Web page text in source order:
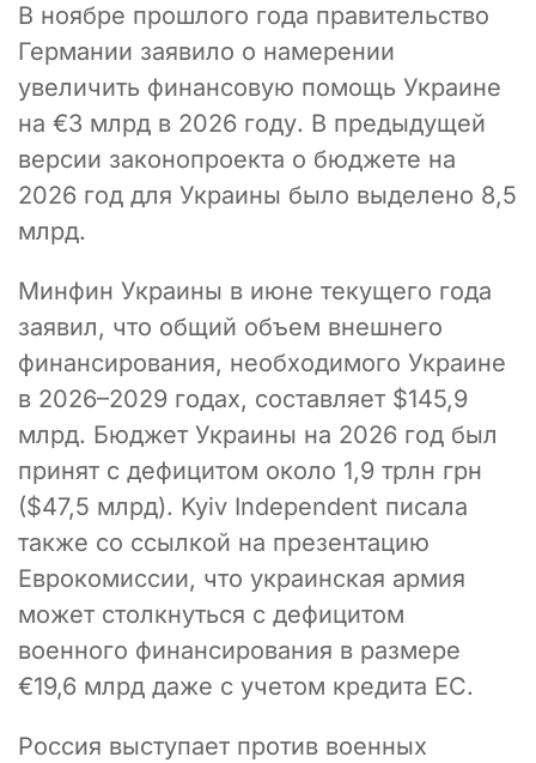
В ноябре прошлого года правительство
Германии заявило о намерении
увеличить финансовую помощь Украине
на €3 млрд в 2026 году. В предыдущей
версии законопроекта о бюджете на
2026 год для Украины было выделено 8,5
млрд.
Минфин Украины в июне текущего года
заявил, что общий объем внешнего
финансирования, необходимого Украине
в 2026–2029 годах, составляет $145,9
млрд. Бюджет Украины на 2026 год был
принят с дефицитом около 1,9 трлн грн
($47,5 млрд). Kyiv Independent писала
также со ссылкой на презентацию
Еврокомиссии, что украинская армия
может столкнуться с дефицитом
военного финансирования в размере
€19,6 млрд даже с учетом кредита ЕС.
Россия выступает против военных